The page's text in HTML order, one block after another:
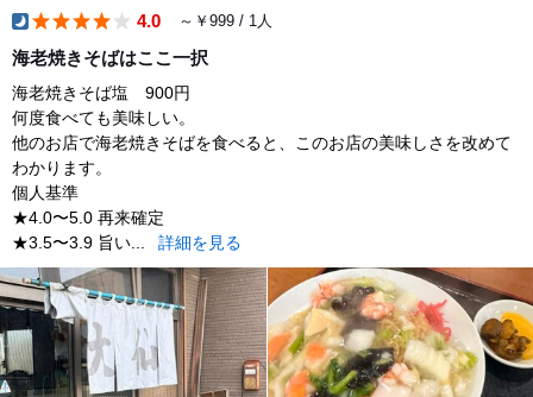
4.0 ～￥999 / 1人
海老焼きそばはここ一択
海老焼きそば塩 900円
何度食べても美味しい。
他のお店で海老焼きそばを食べると、このお店の美味しさを改めて
わかります。
個人基準
★4.0〜5.0 再来確定
★3.5〜3.9 旨い...
詳細を見る